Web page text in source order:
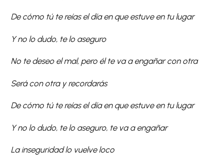
De cómo tú te reías el día en que estuve en tu lugar
Y no lo dudo, te lo aseguro
No te deseo el mal, pero él te va a engañar con otra
Será con otra y recordarás
De cómo tú te reías el día en que estuve en tu lugar
Y no lo dudo, te lo aseguro, te va a engañar
La inseguridad lo vuelve loco